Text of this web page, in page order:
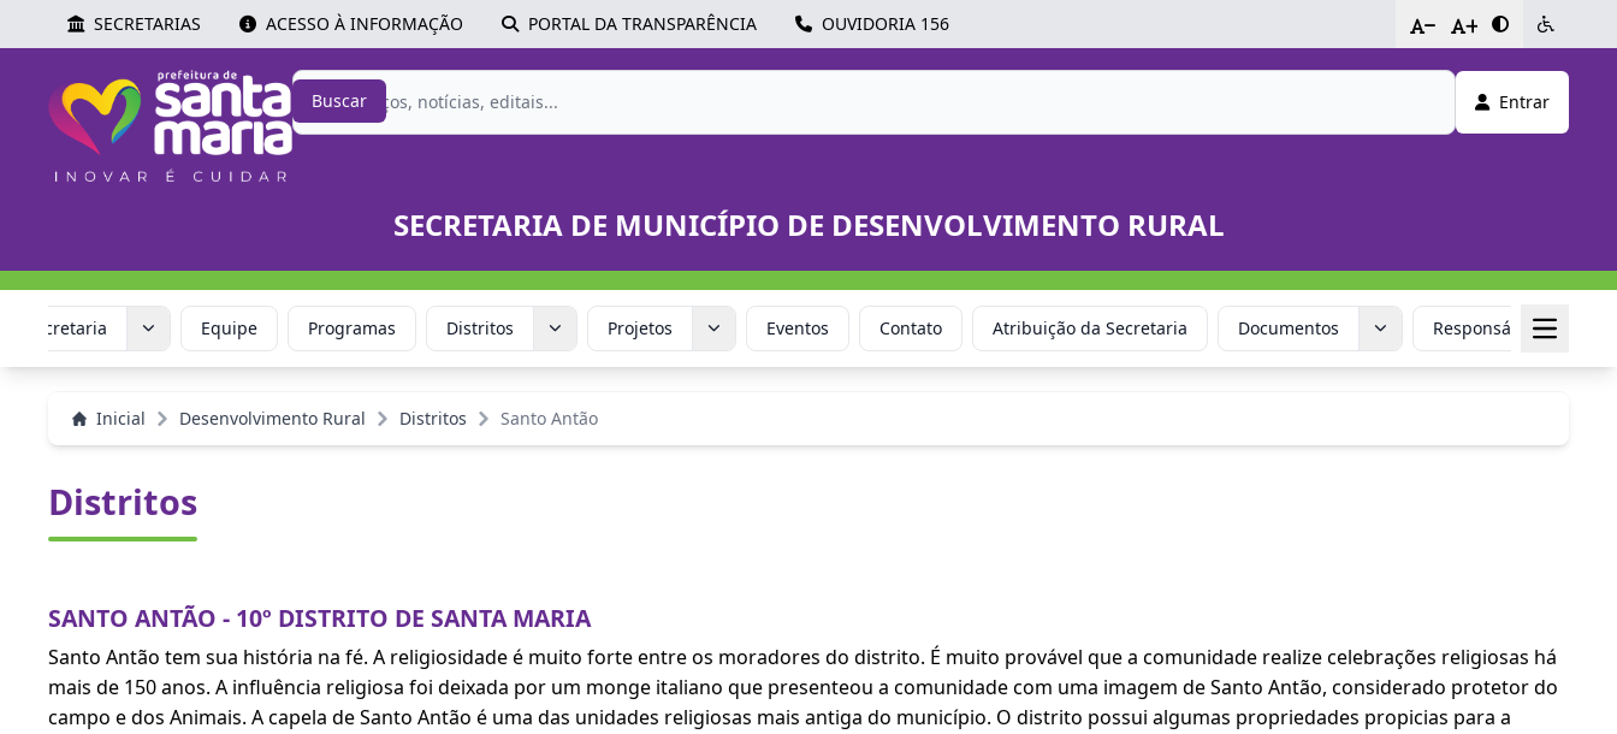
SECRETARIAS ACESSO À INFORMAÇÃO PORTAL DA TRANSPARÊNCIA OUVIDORIA 156 - +
Buscar Entrar
SECRETARIA DE MUNICÍPIO DE DESENVOLVIMENTO RURAL
Secretaria Equipe Programas Distritos Projetos Eventos Contato Atribuição da Secretaria Documentos Responsável
Inicial Desenvolvimento Rural Distritos Santo Antão
Distritos
SANTO ANTÃO - 10º DISTRITO DE SANTA MARIA
Santo Antão tem sua história na fé. A religiosidade é muito forte entre os moradores do distrito. É muito provável que a comunidade realize celebrações religiosas há
mais de 150 anos. A influência religiosa foi deixada por um monge italiano que presenteou a comunidade com uma imagem de Santo Antão, considerado protetor do
campo e dos Animais. A capela de Santo Antão é uma das unidades religiosas mais antiga do município. O distrito possui algumas propriedades propicias para a